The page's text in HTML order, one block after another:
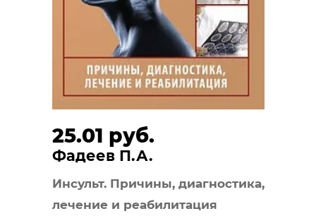
25.01 руб.
Фадеев П.А.
Инсульт. Причины, диагностика,
лечение и реабилитация